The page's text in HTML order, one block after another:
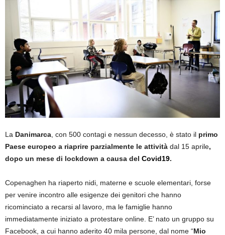
La Danimarca , con 500 contagi e nessun decesso, è stato il primo
Paese europeo a riaprire parzialmente le attività dal 15 aprile,
dopo un mese di lockdown a causa del Covid19.
Copenaghen ha riaperto nidi, materne e scuole elementari, forse
per venire incontro alle esigenze dei genitori che hanno
ricominciato a recarsi al lavoro, ma le famiglie hanno
immediatamente iniziato a protestare online. E’ nato un gruppo su
Facebook, a cui hanno aderito 40 mila persone, dal nome “Mio